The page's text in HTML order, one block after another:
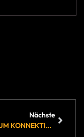
Nächste
WARUM KONNEKTIVITÄT JETZT TEIL DES GÄSTEERLEBNISSES IST